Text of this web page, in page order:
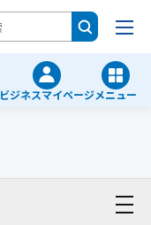
ビジネスマイページメニュー